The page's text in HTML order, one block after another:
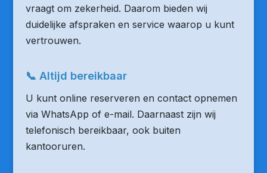
vraagt om zekerheid. Daarom bieden wij
duidelijke afspraken en service waarop u kunt
vertrouwen.
📞 Altijd bereikbaar
U kunt online reserveren en contact opnemen
via WhatsApp of e-mail. Daarnaast zijn wij
telefonisch bereikbaar, ook buiten
kantooruren.